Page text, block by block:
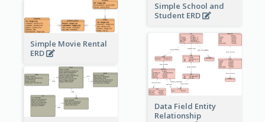
Simple School and
Student ERD
Simple Movie Rental
ERD
Data Field Entity
Relationship